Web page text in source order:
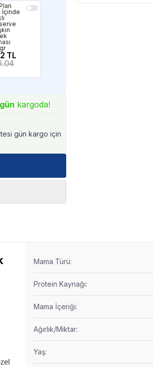
İçinde
TL
kargoda!
gün kargo için
Mama Türü:
Protein Kaynağı:
Mama İçeriği:
Ağırlık/Miktar:
Yaş: